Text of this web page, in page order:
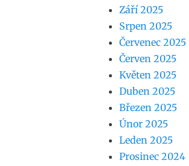
Září 2025
Srpen 2025
Červenec 2025
Červen 2025
Květen 2025
Duben 2025
Březen 2025
Únor 2025
Leden 2025
Prosinec 2024